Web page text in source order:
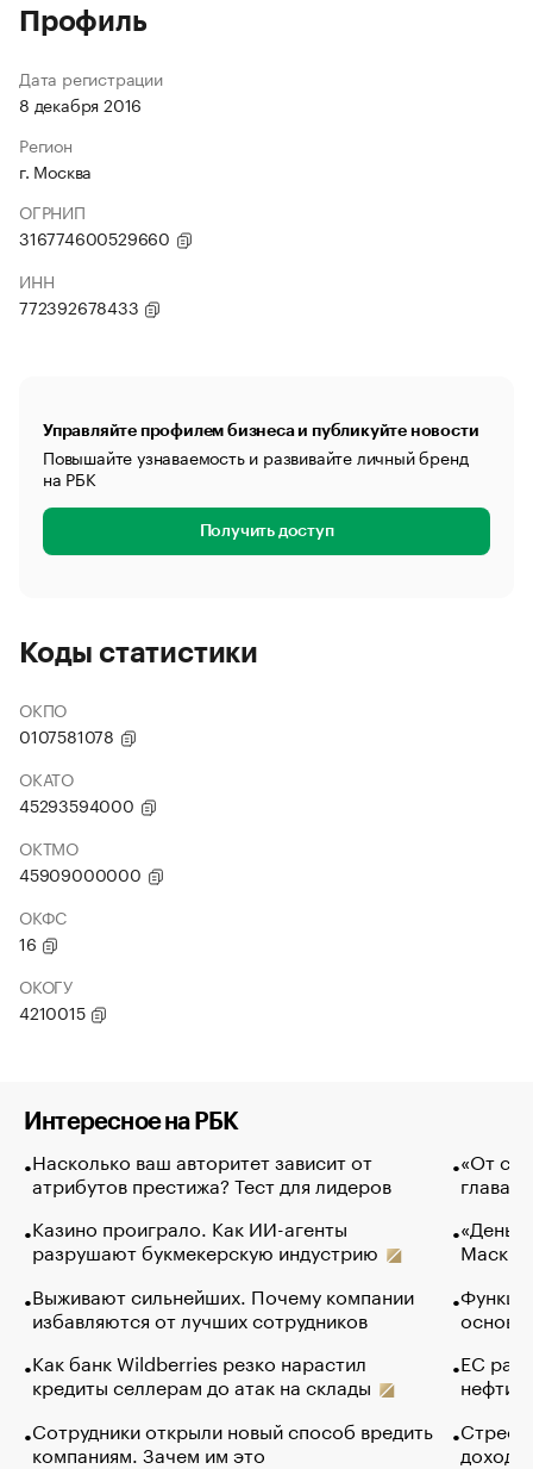
Профиль
Дата регистрации
8 декабря 2016
Регион
г. Москва
ОГРНИП
316774600529660
ИНН
772392678433
Управляйте профилем бизнеса и публикуйте новости
Повышайте узнаваемость и развивайте личный бренд
на РБК
Получить доступ
Коды статистики
ОКПО
0107581078
ОКАТО
45293594000
ОКТМО
45909000000
ОКФС
16
ОКОГУ
4210015
Интересное на РБК
Насколько ваш авторитет зависит от
атрибутов престижа? Тест для лидеров
Казино проиграло. Как ИИ-агенты
разрушают букмекерскую индустрию
Выживают сильнейших. Почему компании
избавляются от лучших сотрудников
Как банк Wildberries резко нарастил
кредиты селлерам до атак на склады
Сотрудники открыли новый способ вредить
компаниям. Зачем им это
«От
глава
Маск в
основ
ЕС
нефти